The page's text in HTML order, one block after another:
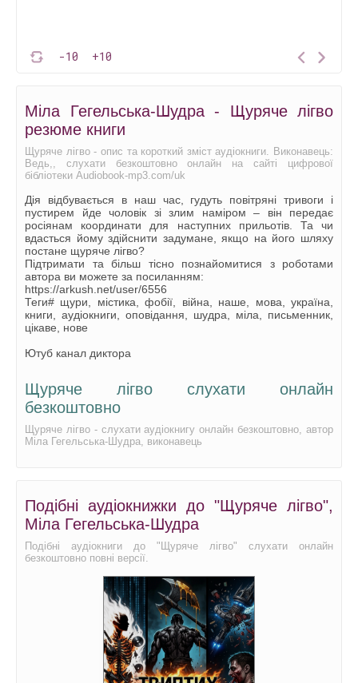
-10 +10
Міла Гегельська-Шудра - Щуряче лігво
резюме книги
Щуряче лігво - опис та короткий зміст аудіокниги. Виконавець:
Ведь,, слухати безкоштовно онлайн на сайті цифрової
бібліотеки Audiobook-mp3.com/uk
Дія відбувається в наш час, гудуть повітряні тривоги і
пустирем йде чоловік зі злим наміром – він передає
росіянам координати для наступних прильотів. Та чи
вдасться йому здійснити задумане, якщо на його шляху
постане щуряче лігво?
Підтримати та більш тісно познайомитися з роботами
автора ви можете за посиланням:
https://arkush.net/user/6556
Теги# щури, містика, фобії, війна, наше, мова, україна,
книги, аудіокниги, оповідання, шудра, міла, письменник,
цікаве, нове
Ютуб канал диктора
Щуряче лігво слухати онлайн
безкоштовно
Щуряче лігво - слухати аудіокнигу онлайн безкоштовно, автор
Міла Гегельська-Шудра, виконавець
Подібні аудіокнижки до "Щуряче лігво",
Міла Гегельська-Шудра
Подібні аудіокниги до "Щуряче лігво" слухати онлайн
безкоштовно повні версії.